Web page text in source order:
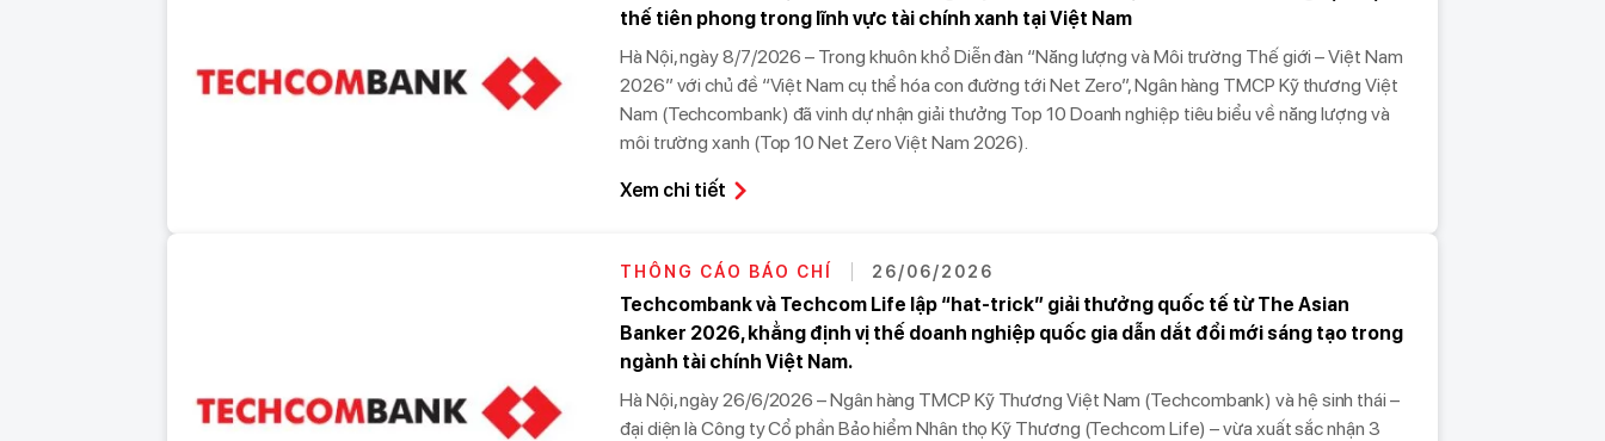
thế tiên phong trong lĩnh vực tài chính xanh tại Việt Nam
Hà Nội, ngày 8/7/2026 – Trong khuôn khổ Diễn đàn “Năng lượng và Môi trường Thế giới – Việt Nam
2026” với chủ đề “Việt Nam cụ thể hóa con đường tới Net Zero”, Ngân hàng TMCP Kỹ thương Việt
Nam (Techcombank) đã vinh dự nhận giải thưởng Top 10 Doanh nghiệp tiêu biểu về năng lượng và
môi trường xanh (Top 10 Net Zero Việt Nam 2026).
Xem chi tiết
THÔNG CÁO BÁO CHÍ 26/06/2026
Techcombank và Techcom Life lập “hat-trick” giải thưởng quốc tế từ The Asian
Banker 2026, khẳng định vị thế doanh nghiệp quốc gia dẫn dắt đổi mới sáng tạo trong
ngành tài chính Việt Nam.
Hà Nội, ngày 26/6/2026 – Ngân hàng TMCP Kỹ Thương Việt Nam (Techcombank) và hệ sinh thái –
đại diện là Công ty Cổ phần Bảo hiểm Nhân thọ Kỹ Thương (Techcom Life) – vừa xuất sắc nhận 3